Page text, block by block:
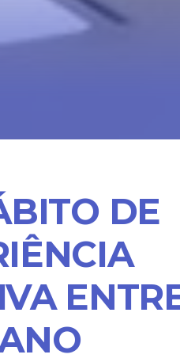
DE